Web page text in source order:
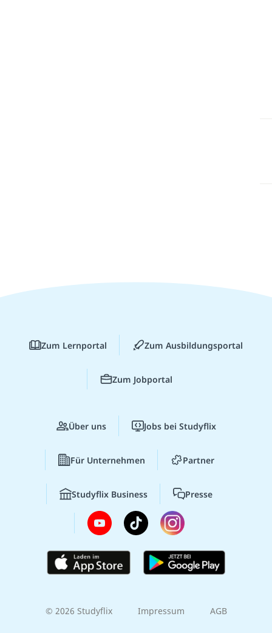
Zum Lernportal Zum Ausbildungsportal
Zum Jobportal
Über uns Jobs bei Studyflix
Für Unternehmen Partner
Studyflix Business Presse
© 2026 Studyflix Impressum AGB